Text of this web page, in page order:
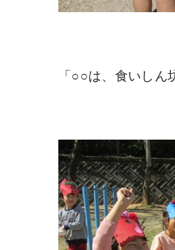
「○○は、食いし